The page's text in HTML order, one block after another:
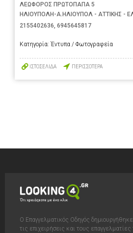
ΛΕΩΦΟΡΟΣ ΠΡΩΤΟΠΑΠΑ 5
ΗΛΙΟΥΠΟΛΗ-Α.ΗΛΙΟΥΠΟΛ - ΑΤΤΙΚΗΣ -
2155402636 6945645817
Κατηγορία: Έντυπα / Φωτογραφεία
ΙΣΤΟΣΕΛΙΔΑ ΠΕΡΙΣΣΟΤΕΡΑ
Ο Επαγγελματικός Οδηγός
τις επιχειρήσεις και τους